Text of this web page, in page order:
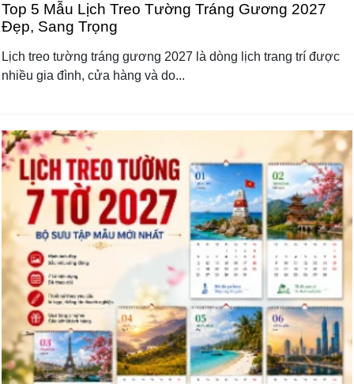
Top 5 Mẫu Lịch Treo Tường Tráng Gương 2027
Đẹp, Sang Trọng
Lịch treo tường tráng gương 2027 là dòng lịch trang trí được
nhiều gia đình, cửa hàng và do...